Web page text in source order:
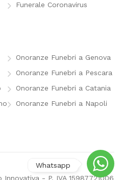
Funerale Coronavirus
Onoranze Funebri a Genova
Onoranze Funebri a Pescara
Onoranze Funebri a Catania
Onoranze Funebri a Napoli
- P. IVA 15987721006